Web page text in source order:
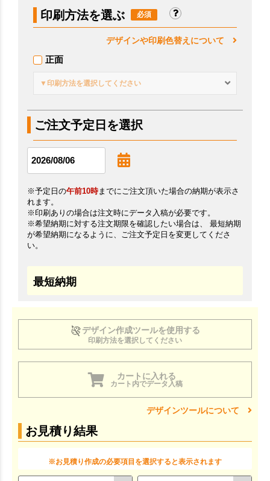
印刷方法を選ぶ
デザインや印刷色替えについて
正面
▼印刷方法を選択してください
ご注文予定日を選択
※予定日の午前10時までにご注文頂いた場合の納期が表示さ
れます。
※印刷ありの場合は注文時にデータ入稿が必要です。
※希望納期に対する注文期限を確認したい場合は、 最短納期
が希望納期になるように、ご注文予定日を変更してくださ
い。
最短納期
デザイン作成ツールを使用する
印刷方法を選択してください
カートに入れる
カート内でデータ入稿
デザインツールについて
お見積り結果
※お見積り作成の必要項目を選択すると表示されます